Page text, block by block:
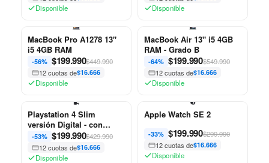
Disponible Disponible
MacBook Pro A1278 13"
i5 4GB RAM
-56% $199.990$449.990
12 cuotas de$16.666
Disponible
MacBook Air 13" i5 4GB
RAM - Grado B
-64% $199.990$549.990
12 cuotas de$16.666
Disponible
Playstation 4 Slim
versión Digital - con
control
-53% $199.990$429.990
12 cuotas de$16.666
Disponible
Apple Watch SE 2
-33% $199.990$299.990
12 cuotas de$16.666
Disponible